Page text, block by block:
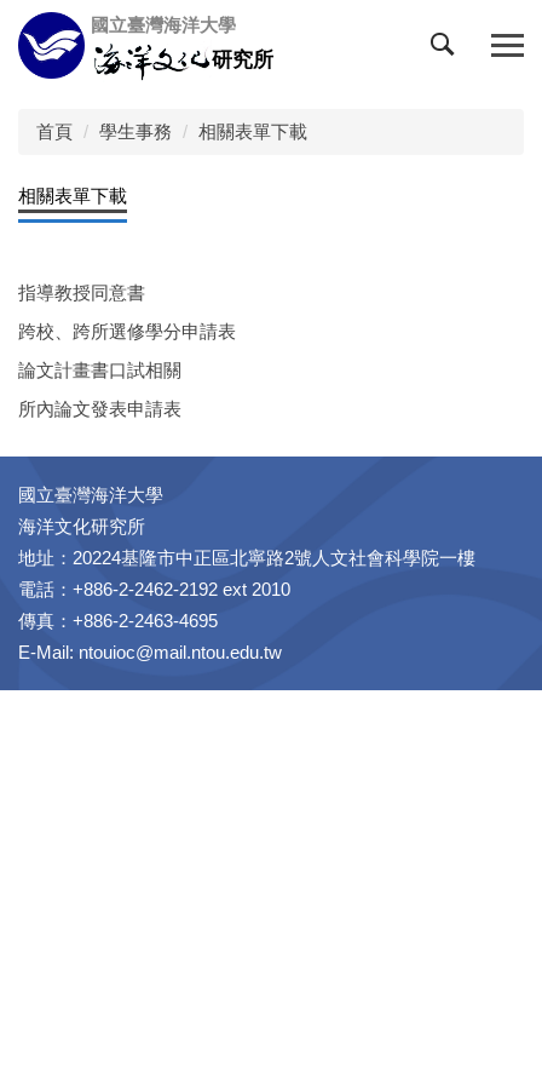
跳
到
主
國立臺灣海洋大學
研究所
首頁 學生事務 相關表單下載
相關表單下載
指導教授同意書
跨校、跨所選修學分申請表
論文計畫書口試相關
所內論文發表申請表
國立臺灣海洋大學
海洋文化研究所
地址：20224基隆市中正區北寧路2號人文社會科學院一樓
電話：+886-2-2462-2192 ext 2010
傳真：+886-2-2463-4695
E-Mail: ntouioc@mail.ntou.edu.tw